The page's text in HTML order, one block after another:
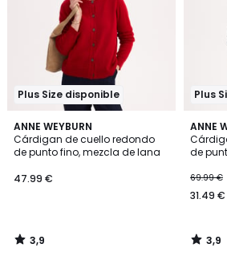
Plus Size disponible
ANNE WEYBURN
Cárdigan de cuello redondo
de punto fino, mezcla de lana
47.99 €
3,9
/ 5
3,9
/
Plus
ANNE
de
69.99 €
31.49 €
3,9
/ 5
2
3,9
/